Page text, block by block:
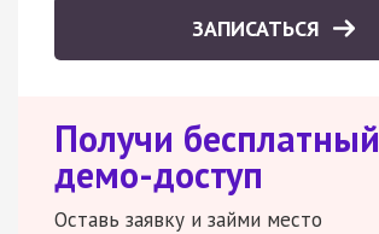
ЗАПИСАТЬСЯ
Получи бесплатный
демо-доступ
Оставь заявку и займи место